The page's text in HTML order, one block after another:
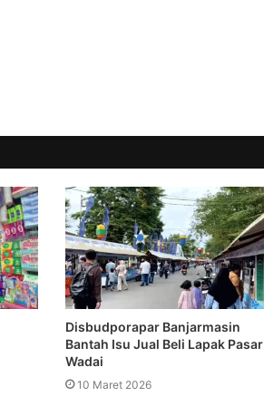
Disbudporapar Banjarmasin
Bantah Isu Jual Beli Lapak Pasar
Wadai
10 Maret 2026